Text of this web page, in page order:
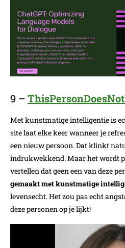
9 –
Met kunstmatige intelligentie is
site laat elke keer wanneer je
een nieuw persoon. Dat klinkt
indrukwekkend. Maar het wordt
vertellen dat geen een van deze
gemaakt met kunstmatige
levensecht. Het zou pas echt
deze personen op je lijkt!